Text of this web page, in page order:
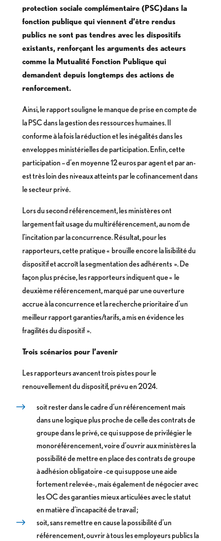
protection sociale complémentaire (PSC)dans la
fonction publique qui viennent d’être rendus
publics ne sont pas tendres avec les dispositifs
existants, renforçant les arguments des acteurs
comme la Mutualité Fonction Publique qui
demandent depuis longtemps des actions de
renforcement.
Ainsi, le rapport souligne le manque de prise en compte de
la PSC dans la gestion des ressources humaines. Il
conforme à la fois la réduction et les inégalités dans les
enveloppes ministérielles de participation. Enfin, cette
participation – d’en moyenne 12 euros par agent et par an-
est très loin des niveaux atteints par le cofinancement dans
le secteur privé.
Lors du second référencement, les ministères ont
largement fait usage du multiréférencement, au nom de
l’incitation par la concurrence. Résultat, pour les
rapporteurs, cette pratique « brouille encore la lisibilité du
dispositif et accroît la segmentation des adhérents ». De
façon plus précise, les rapporteurs indiquent que « le
deuxième référencement, marqué par une ouverture
accrue à la concurrence et la recherche prioritaire d’un
meilleur rapport garanties/tarifs, a mis en évidence les
fragilités du dispositif ».
Trois scénarios pour l’avenir
Les rapporteurs avancent trois pistes pour le
renouvellement du dispositif, prévu en 2024.
soit rester dans le cadre d’un référencement mais
dans une logique plus proche de celle des contrats de
groupe dans le privé, ce qui suppose de privilégier le
monoréférencement, voire d’ouvrir aux ministères la
possibilité de mettre en place des contrats de groupe
à adhésion obligatoire -ce qui suppose une aide
fortement relevée-, mais également de négocier avec
les OC des garanties mieux articulées avec le statut
en matière d’incapacité de travail ;
soit, sans remettre en cause la possibilité d’un
référencement, ouvrir à tous les employeurs publics la